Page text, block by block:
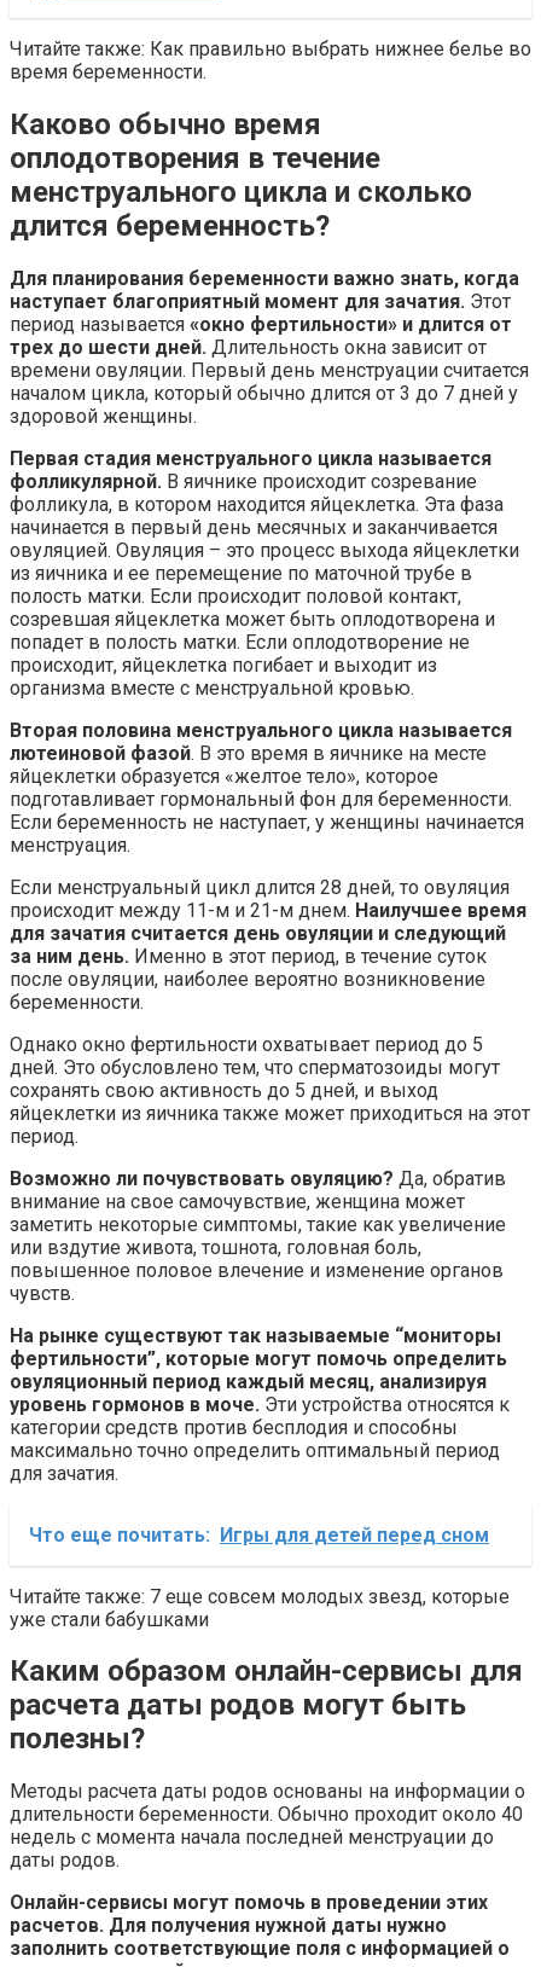
Читайте также: Как правильно выбрать нижнее белье во
время беременности.
Каково обычно время
оплодотворения в течение
менструального цикла и сколько
длится беременность?
Для планирования беременности важно знать, когда
наступает благоприятный момент для зачатия. Этот
период называется «окно фертильности» и длится от
трех до шести дней. Длительность окна зависит от
времени овуляции. Первый день менструации считается
началом цикла, который обычно длится от 3 до 7 дней у
здоровой женщины.
Первая стадия менструального цикла называется
фолликулярной. В яичнике происходит созревание
фолликула, в котором находится яйцеклетка. Эта фаза
начинается в первый день месячных и заканчивается
овуляцией. Овуляция – это процесс выхода яйцеклетки
из яичника и ее перемещение по маточной трубе в
полость матки. Если происходит половой контакт,
созревшая яйцеклетка может быть оплодотворена и
попадет в полость матки. Если оплодотворение не
происходит, яйцеклетка погибает и выходит из
организма вместе с менструальной кровью.
Вторая половина менструального цикла называется
лютеиновой фазой. В это время в яичнике на месте
яйцеклетки образуется «желтое тело», которое
подготавливает гормональный фон для беременности.
Если беременность не наступает, у женщины начинается
менструация.
Если менструальный цикл длится 28 дней, то овуляция
происходит между 11-м и 21-м днем. Наилучшее время
для зачатия считается день овуляции и следующий
за ним день. Именно в этот период, в течение суток
после овуляции, наиболее вероятно возникновение
беременности.
Однако окно фертильности охватывает период до 5
дней. Это обусловлено тем, что сперматозоиды могут
сохранять свою активность до 5 дней, и выход
яйцеклетки из яичника также может приходиться на этот
период.
Возможно ли почувствовать овуляцию? Да, обратив
внимание на свое самочувствие, женщина может
заметить некоторые симптомы, такие как увеличение
или вздутие живота, тошнота, головная боль,
повышенное половое влечение и изменение органов
чувств.
На рынке существуют так называемые “мониторы
фертильности”, которые могут помочь определить
овуляционный период каждый месяц, анализируя
уровень гормонов в моче. Эти устройства относятся к
категории средств против бесплодия и способны
максимально точно определить оптимальный период
для зачатия.
Что еще почитать: Игры для детей перед сном
Читайте также: 7 еще совсем молодых звезд, которые
уже стали бабушками
Каким образом онлайн-сервисы для
расчета даты родов могут быть
полезны?
Методы расчета даты родов основаны на информации о
длительности беременности. Обычно проходит около 40
недель с момента начала последней менструации до
даты родов.
Онлайн-сервисы могут помочь в проведении этих
расчетов. Для получения нужной даты нужно
заполнить соответствующие поля с информацией о